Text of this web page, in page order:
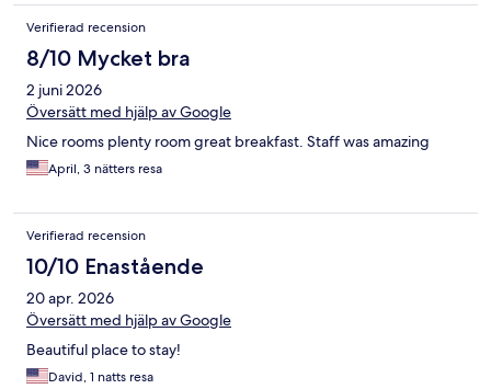
Verifierad recension
8/10 Mycket bra
2 juni 2026
Översätt med hjälp av Google
Nice rooms plenty room great breakfast. Staff was amazing
April, 3 nätters resa
Verifierad recension
10/10 Enastående
20 apr. 2026
Översätt med hjälp av Google
Beautiful place to stay!
David, 1 natts resa